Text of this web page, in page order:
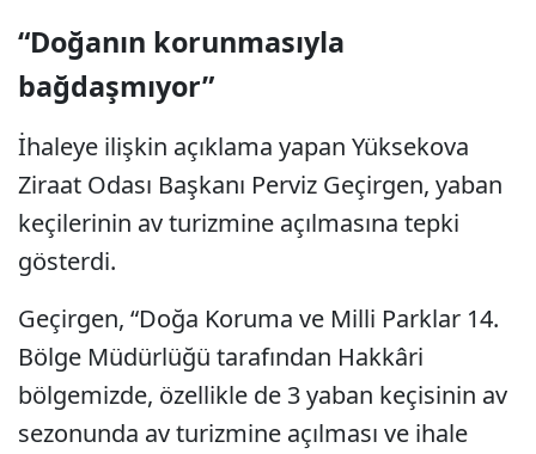
“Doğanın korunmasıyla
bağdaşmıyor”
İhaleye ilişkin açıklama yapan Yüksekova
Ziraat Odası Başkanı Perviz Geçirgen, yaban
keçilerinin av turizmine açılmasına tepki
gösterdi.
Geçirgen, “Doğa Koruma ve Milli Parklar 14.
Bölge Müdürlüğü tarafından Hakkâri
bölgemizde, özellikle de 3 yaban keçisinin av
sezonunda av turizmine açılması ve ihale